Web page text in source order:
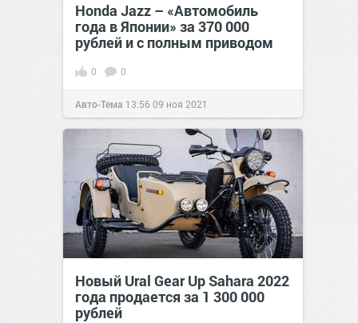
Honda Jazz – «Автомобиль
года в Японии» за 370 000
рублей и с полным приводом
0 0
Авто-Тема 13:5609 ноя 2021
Новый Ural Gear Up Sahara 2022
года продается за 1 300 000
рублей